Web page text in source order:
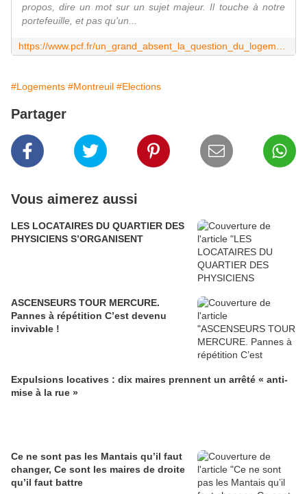
propos, dire un mot sur un sujet majeur. Il touche à notre
portefeuille, et pas qu'un...
#Logements #Montreuil #Elections
Partager
Vous aimerez aussi
LES LOCATAIRES DU QUARTIER DES
PHYSICIENS S’ORGANISENT
ASCENSEURS TOUR MERCURE.
Pannes à répétition C’est devenu
invivable !
Expulsions locatives : dix maires prennent un arrêté « anti-
mise à la rue »
Ce ne sont pas les Mantais qu’il faut
changer, Ce sont les maires de droite
qu’il faut battre